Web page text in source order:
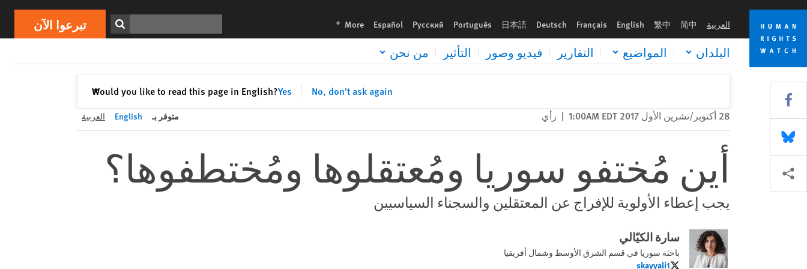
Skip
cookie
privacy
notice
Skip
main
content
العربية 简中
繁中
English
Français
Deutsch
日本語
Português
Русский
Español
More
languages تبرعوا الآن
البلدان المواضيع التقارير فيديو وصور التأثير من نحن
Would you like to read this page in English?Yes No, don't ask again
✕إغلاق
Print تبرعوا الآن
28 أكتوبر/تشرين الأول 2017 1:00AM EDT | رأي متوفر بـ English العربية
أين مُختفو سوريا ومُعتقلوها ومُختطفوها؟
يجب إعطاء الأولوية للإفراج عن المعتقلين والسجناء السياسيين
سارة الكيّالي
باحثة سوريا في قسم الشرق الأوسط وشمال أفريقيا
skayyali1
Share this via Facebook
Share this via Bluesky
Share this via مشاركة